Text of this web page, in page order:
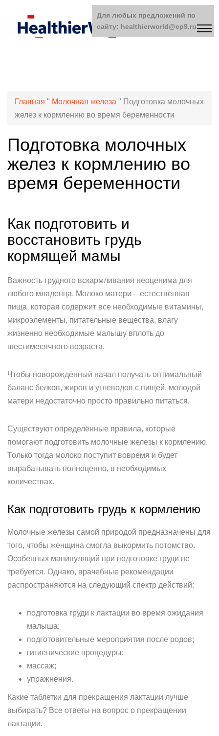
Главная " Молочная железа " Подготовка молочных
желез к кормлению во время беременности
Подготовка молочных
желез к кормлению во
время беременности
Как подготовить и
восстановить грудь
кормящей мамы
Важность грудного вскармливания неоценима для
любого младенца. Молоко матери – естественная
пища, которая содержит все необходимые витамины,
микроэлементы, питательные вещества, влагу
жизненно необходимые малышу вплоть до
шестимесячного возраста.
Чтобы новорождённый начал получать оптимальный
баланс белков, жиров и углеводов с пищей, молодой
матери недостаточно просто правильно питаться.
Существуют определённые правила, которые
помогают подготовить молочные железы к кормлению.
Только тогда молоко поступит вовремя и будет
вырабатывать полноценно, в необходимых
количествах.
Как подготовить грудь к кормлению
Молочные железы самой природой предназначены для
того, чтобы женщина смогла выкормить потомство.
Особенных манипуляций при подготовке груди не
требуется. Однако, врачебные рекомендации
распространяются на следующий спектр действий:
подготовка груди к лактации во время ожидания
малыша;
подготовительные мероприятия после родов;
гигиенические процедуры;
массаж;
упражнения.
Какие таблетки для прекращения лактации лучше
выбирать? Все ответы на вопрос о прекращении
лактации.
Для любых предложений по
сайту: healthierworld@cp9.ru